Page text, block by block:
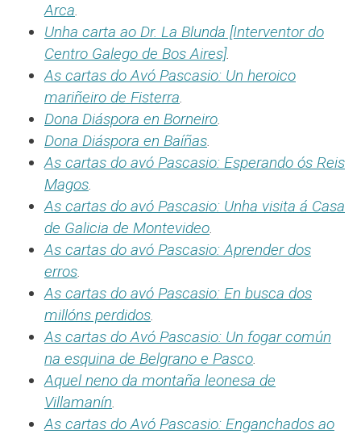
Arca.
Unha carta ao Dr. La Blunda [Interventor do
Centro Galego de Bos Aires].
As cartas do Avó Pascasio: Un heroico
mariñeiro de Fisterra.
Dona Diáspora en Borneiro.
Dona Diáspora en Baíñas.
As cartas do avó Pascasio: Esperando ós Reis
Magos.
As cartas do avó Pascasio: Unha visita á Casa
de Galicia de Montevideo.
As cartas do avó Pascasio: Aprender dos
erros.
As cartas do avó Pascasio: En busca dos
millóns perdidos.
As cartas do Avó Pascasio: Un fogar común
na esquina de Belgrano e Pasco.
Aquel neno da montaña leonesa de
Villamanín.
As cartas do Avó Pascasio: Enganchados ao